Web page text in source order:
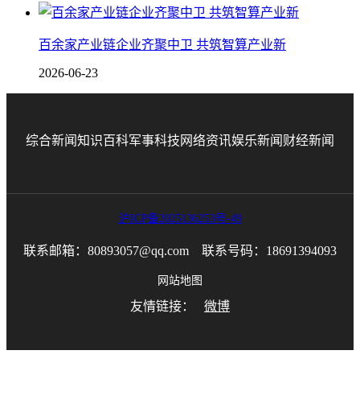
百余家产业链企业齐聚中卫 共筑智算产业新
2026-06-23
综合新闻知识百科军事科技 网络资讯娱乐新闻 财经新闻
沪ICP备2025136253号-49
联系邮箱：80893057@qq.com 联系号码：18691394093
网站地图
友情链接： 微博